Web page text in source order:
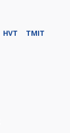
HVT
TMIT